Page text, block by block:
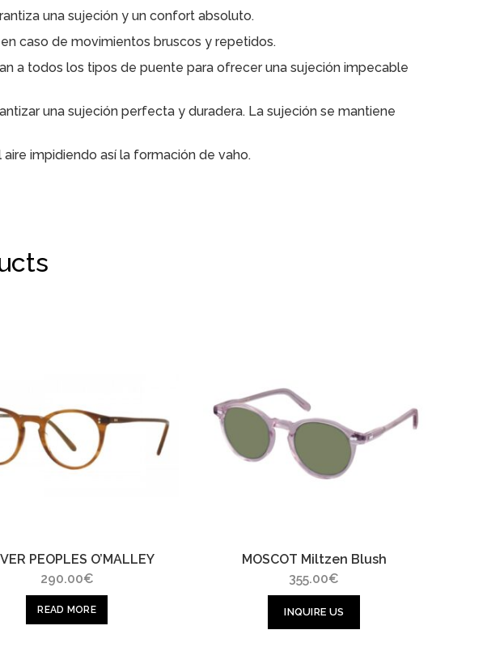
una sujeción y un confort absoluto.
caso de movimientos bruscos y repetidos.
a todos los tipos de puente para ofrecer una sujeción impecable
una sujeción perfecta y duradera. La sujeción se mantiene
impidiendo así la formación de vaho.
PEOPLES O’MALLEY
290.00€
READ MORE
MOSCOT Miltzen Blush
355.00€
INQUIRE US